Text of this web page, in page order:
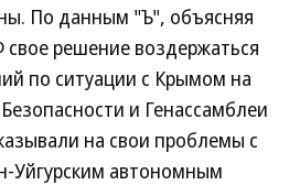
По данным "Ъ", объясняя
решение воздержаться
по ситуации с Крымом на
и Генассамблеи
на свои проблемы с
Уйгурским автономным